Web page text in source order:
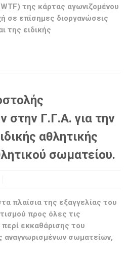
της κάρτας αγωνιζομένου
σε επίσημες διοργανώσεις
της ειδικής
στην Γ.Γ.Α. για την
αθλητικής
σωματείου.
πλαίσια της εξαγγελίας του
προς όλες τις
εκκαθάρισης του
σωματείων,